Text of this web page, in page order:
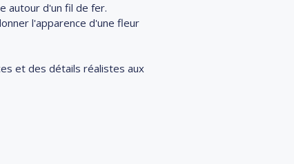
autour d'un fil de fer.
l'apparence d'une fleur
et des détails réalistes aux